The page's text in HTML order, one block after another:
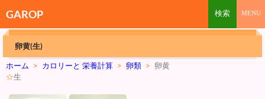
GAROP
卵黄(生)
ホーム > カロリーと 栄養計算 > 卵類 > 卵黄
☆生